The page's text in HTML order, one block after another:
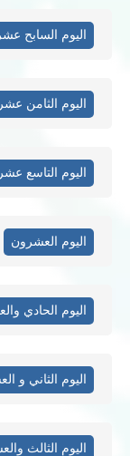
اليوم السابح عشر
اليوم الثامن عشر
اليوم التاسع عشر
اليوم العشرون
اليوم الحادي
اليوم الثاني و
اليوم الثالث